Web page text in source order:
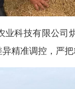
业科技有限公司
精准调控，严把